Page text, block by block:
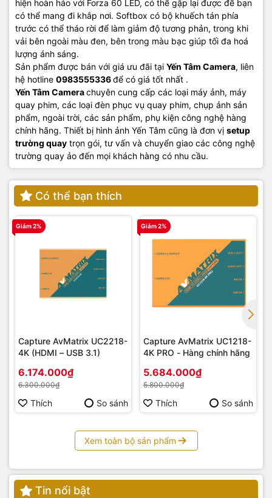
hiện hoàn hảo với Forza 60 LED, có thể gập lại được để bạn
có thể mang đi khắp nơi. Softbox có bộ khuếch tán phía
trước có thể tháo rời để làm giảm độ tương phản, trong khi
vải bên ngoài màu đen, bên trong màu bạc giúp tối đa hoá
lượng ánh sáng.
Sản phẩm được bán với giá ưu đãi tại Yến Tâm Camera, liên
hệ hotline 0983555336để có giá tốt nhất .
Yến Tâm Camerachuyên cung cấp các loại máy ảnh, máy
quay phim, các loại đèn phục vụ quay phim, chụp ảnh sản
phẩm, ngoài trời, các sản phẩm, phụ kiện công nghệ hàng
chính hãng. Thiết bị hình ảnh Yến Tâm cũng là đơn vị setup
trường quay trọn gói, tư vấn và chuyển giao các công nghệ
trường quay ảo đến mọi khách hàng có nhu cầu.
Có thể bạn thích
Giảm 2%
Capture AvMatrix UC2218-
4K (HDMI – USB 3.1)
6.174.000₫
6.300.000₫
Thích So sánh
Giảm 2%
Capture AvMatrix UC1218-
4K PRO - Hàng chính hãng
5.684.000₫
5.800.000₫
Thích So sánh
Xem toàn bộ sản phẩm
Tin nổi bật